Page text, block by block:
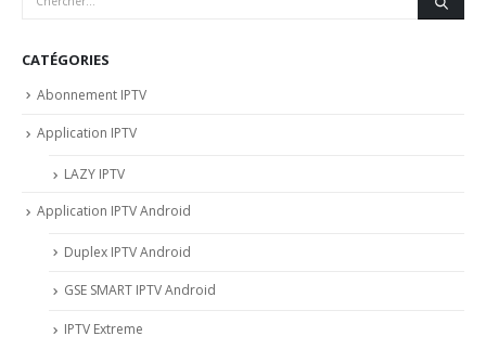
CATÉGORIES
Abonnement IPTV
Application IPTV
LAZY IPTV
Application IPTV Android
Duplex IPTV Android
GSE SMART IPTV Android
IPTV Extreme